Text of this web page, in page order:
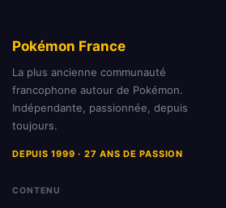
Pokémon France
La plus ancienne communauté
francophone autour de Pokémon.
Indépendante, passionnée, depuis
toujours.
DEPUIS 1999 · 27 ANS DE PASSION
CONTENU